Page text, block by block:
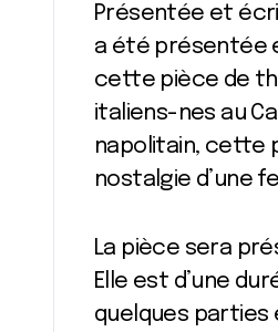
Présentée et
a été présentée
cette pièce de
italiens-nes au
napolitain, cette
nostalgie d’une
La pièce sera
Elle est d’une
quelques parties